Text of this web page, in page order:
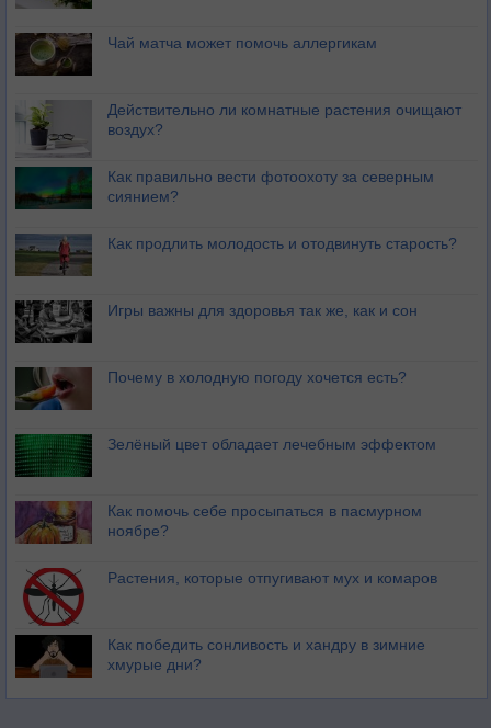
Чай матча может помочь аллергикам
Действительно ли комнатные растения очищают
воздух?
Как правильно вести фотоохоту за северным
сиянием?
Как продлить молодость и отодвинуть старость?
Игры важны для здоровья так же, как и сон
Почему в холодную погоду хочется есть?
Зелёный цвет обладает лечебным эффектом
Как помочь себе просыпаться в пасмурном
ноябре?
Растения, которые отпугивают мух и комаров
Как победить сонливость и хандру в зимние
хмурые дни?